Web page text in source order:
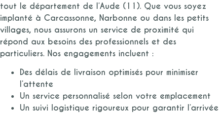
tout le département de l’Aude (11). Que vous soyez
implanté à Carcassonne, Narbonne ou dans les petits
villages, nous assurons un service de proximité qui
répond aux besoins des professionnels et des
particuliers. Nos engagements incluent :
Des délais de livraison optimisés pour minimiser
l’attente
Un service personnalisé selon votre emplacement
Un suivi logistique rigoureux pour garantir l’arrivée